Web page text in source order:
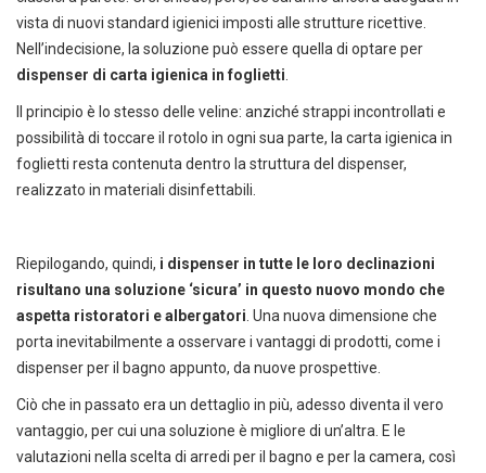
Scarica il catalogo horeca
spa
vista di nuovi standard igienici imposti alle strutture ricettive.
Nell’indecisione, la soluzione può essere quella di optare per
dispenser di carta igienica in foglietti
Il principio è lo stesso delle veline: anziché strappi incontrollati e
possibilità di toccare il rotolo in ogni sua parte, la carta igienica in
foglietti resta contenuta dentro la struttura del dispenser,
realizzato in materiali disinfettabili.
Riepilogando, quindi, i dispenser in tutte le loro declinazioni
risultano una soluzione ‘sicura’ in questo nuovo mondo che
aspetta ristoratori e albergatori . Una nuova dimensione che
porta inevitabilmente a osservare i vantaggi di prodotti, come i
dispenser per il bagno appunto, da nuove prospettive.
Ciò che in passato era un dettaglio in più, adesso diventa il vero
vantaggio, per cui una soluzione è migliore di un’altra. E le
valutazioni nella scelta di arredi per il bagno e per la camera, così